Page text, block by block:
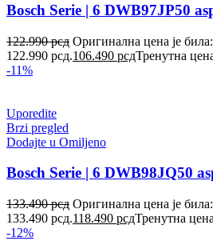
Bosch Serie | 6 DWB97JP50
122.990рсд Оригинална цена је била:
122.990 рсд.106.490 рсдТренутна
-11%
Uporedite
Brzi pregled
Dodajte u Omiljeno
Bosch Serie | 6 DWB98JQ50
133.490рсд Оригинална цена је била:
133.490 рсд.118.490 рсдТренутна
-12%